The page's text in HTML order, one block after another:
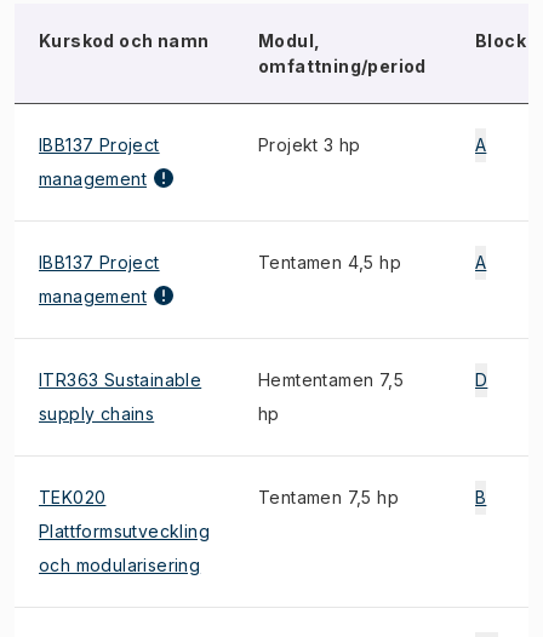
Kurskod och namn
Modul,
omfattning/period
Block
IBB137 Project
management
Projekt 3 hp A
IBB137 Project
management
Tentamen 4,5 hp A
ITR363 Sustainable
supply chains
Hemtentamen 7,5
hp
D
TEK020
Plattformsutveckling
och modularisering
Tentamen 7,5 hp B